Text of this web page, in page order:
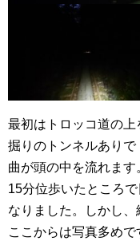
最初はトロッコ道の
掘りのトンネルあり
曲が頭の中を流れます
15分位歩いたところ
なりました。しかし
ここからは写真多めで